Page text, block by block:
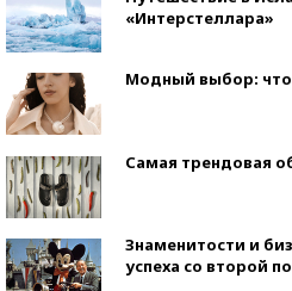
«Интерстеллара»
Модный выбор: что
Самая трендовая
Знаменитости и
успеха со второй